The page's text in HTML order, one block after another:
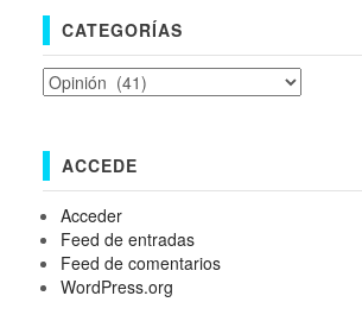
CATEGORÍAS
Categorías
ACCEDE
Acceder
Feed de entradas
Feed de comentarios
WordPress.org